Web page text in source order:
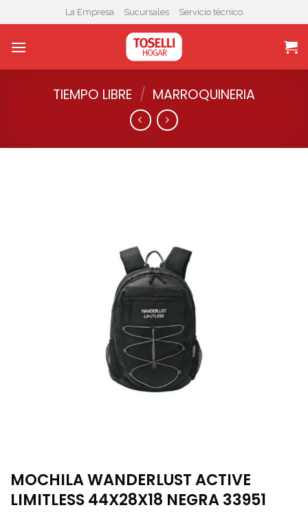
to
content
La Empresa Sucursales Servicio técnico
TIEMPO LIBRE / MARROQUINERIA
MOCHILA WANDERLUST ACTIVE
LIMITLESS 44X28X18 NEGRA 33951